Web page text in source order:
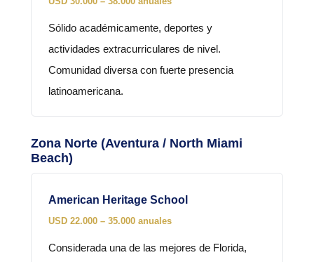
Sólido académicamente, deportes y
actividades extracurriculares de nivel.
Comunidad diversa con fuerte presencia
latinoamericana.
Zona Norte (Aventura / North Miami
Beach)
American Heritage School
USD 22.000 – 35.000 anuales
Considerada una de las mejores de Florida,